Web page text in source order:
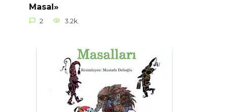
Masal»
2 3.2k.